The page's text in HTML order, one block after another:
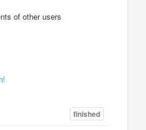
of other users
finished